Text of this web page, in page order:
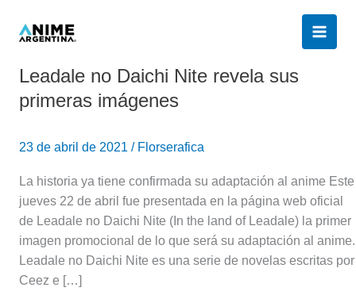
Leadale no Daichi Nite revela sus
primeras imágenes
23 de abril de 2021 / Florserafica
La historia ya tiene confirmada su adaptación al anime Este
jueves 22 de abril fue presentada en la página web oficial
de Leadale no Daichi Nite (In the land of Leadale) la primer
imagen promocional de lo que será su adaptación al anime.
Leadale no Daichi Nite es una serie de novelas escritas por
Ceez e […]
Leadale
Daichi
revela
imágenes